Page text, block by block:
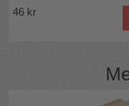
46 kr